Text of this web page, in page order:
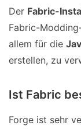
Der Fabric-
Fabric-
allem für die
erstellen, zu
Ist Fabric
Forge ist sehr